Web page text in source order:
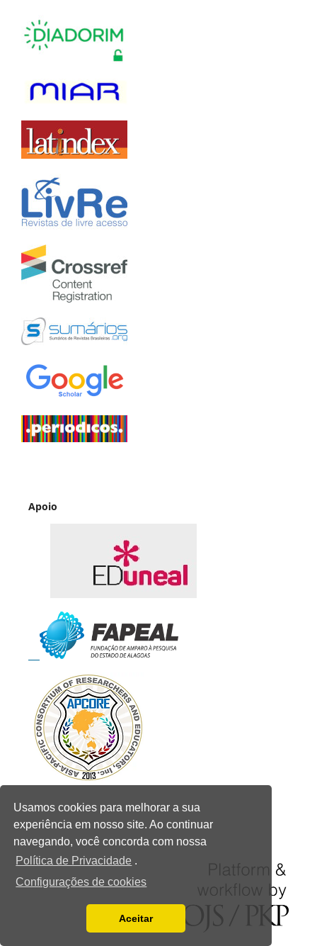
Usamos cookies para melhorar a sua
experiência em nosso site. Ao continuar
navegando, você concorda com nossa
Política de Privacidade .
Configurações de cookies
Ler a nossa Política de Privacidade
Aceitar
Apoio